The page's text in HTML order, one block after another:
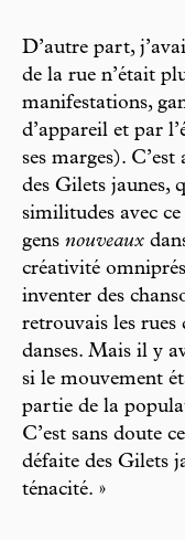
D’autre part,
de la rue n’était
manifestations,
d’appareil et par
ses marges).
des Gilets jaunes,
similitudes avec
gens nouveaux
créativité
inventer des
retrouvais les rues
danses. Mais il y
si le mouvement
partie de la
C’est sans doute
défaite des Gilets
ténacité. »